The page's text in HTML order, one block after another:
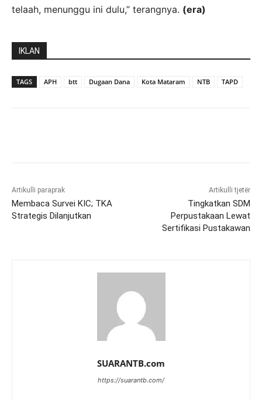
telaah, menunggu ini dulu,” terangnya. (era)
IKLAN
TAGS APH btt Dugaan Dana Kota Mataram NTB TAPD
Artikulli paraprak
Membaca Survei KIC; TKA
Strategis Dilanjutkan
Artikulli tjetër
Tingkatkan SDM
Perpustakaan Lewat
Sertifikasi Pustakawan
SUARANTB.com
https://suarantb.com/